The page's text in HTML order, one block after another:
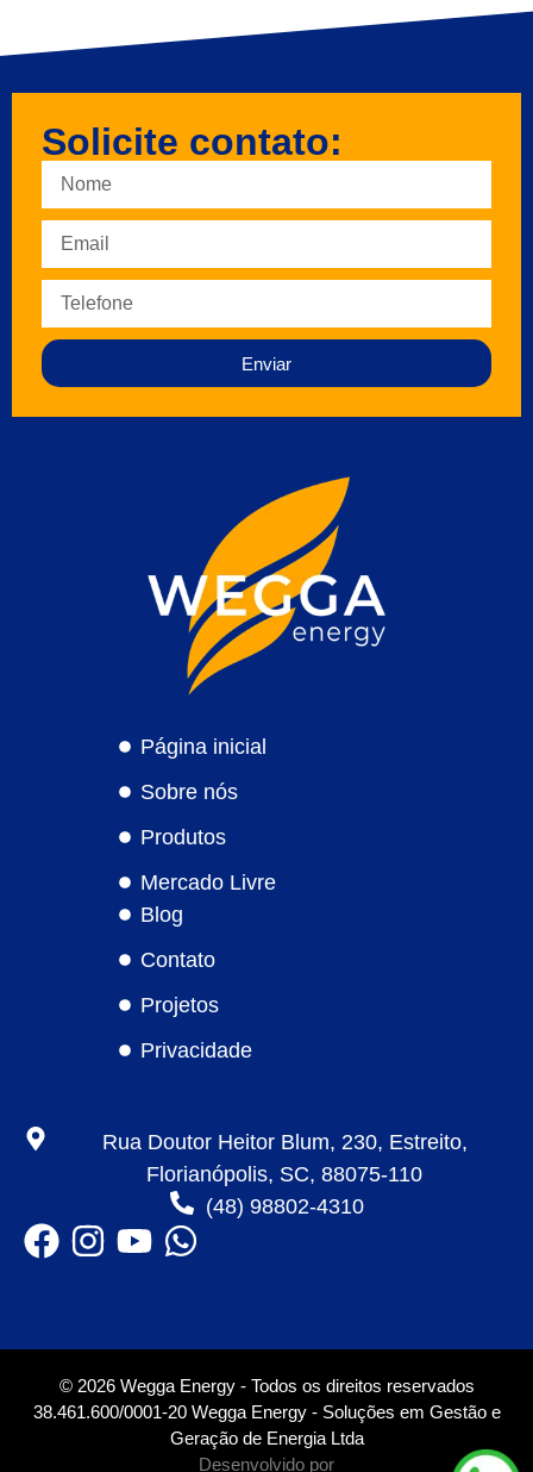
Solicite contato:
Enviar
Página inicial
Sobre nós
Produtos
Mercado Livre
Blog
Contato
Projetos
Privacidade
Rua Doutor Heitor Blum, 230, Estreito,
Florianópolis, SC, 88075-110
(48) 98802-4310
© 2026 Wegga Energy - Todos os direitos reservados
38.461.600/0001-20 Wegga Energy - Soluções em Gestão e
Geração de Energia Ltda
Desenvolvido por